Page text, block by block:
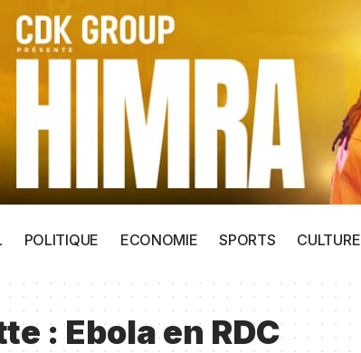
POLITIQUE ECONOMIE SPORTS CULTURE
:Ebola en RDC